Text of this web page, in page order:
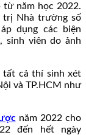
năm học 2022.
trị Nhà trường số
dụng các biện
sinh viên do ảnh
tất cả thí sinh xét
và TP.HCM như
năm 2022 cho
đến hết ngày